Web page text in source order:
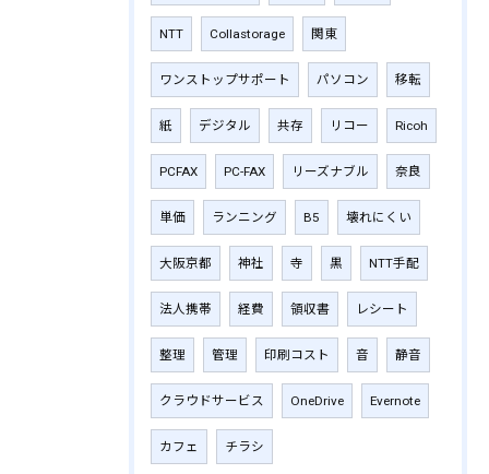
NTT Collastorage 関東
ワンストップサポート パソコン 移転
紙 デジタル 共存 リコー Ricoh
PCFAX PC-FAX リーズナブル 奈良
単価 ランニング B5 壊れにくい
大阪京都 神社 寺 黒 NTT手配
法人携帯 経費 領収書 レシート
整理 管理 印刷コスト 音 静音
クラウドサービス OneDrive Evernote
カフェ チラシ